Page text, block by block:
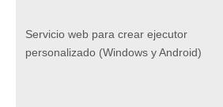
Servicio web para crear ejecutor
personalizado (Windows y Android)